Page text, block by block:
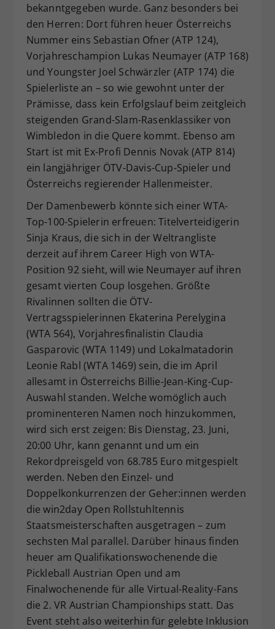
bekanntgegeben wurde. Ganz besonders bei
den Herren: Dort führen heuer Österreichs
Nummer eins Sebastian Ofner (ATP 124),
Vorjahreschampion Lukas Neumayer (ATP 168)
und Youngster Joel Schwärzler (ATP 174) die
Spielerliste an – so wie gewohnt unter der
Prämisse, dass kein Erfolgslauf beim zeitgleich
steigenden Grand-Slam-Rasenklassiker von
Wimbledon in die Quere kommt. Ebenso am
Start ist mit Ex-Profi Dennis Novak (ATP 814)
ein langjähriger ÖTV-Davis-Cup-Spieler und
Österreichs regierender Hallenmeister.
Der Damenbewerb könnte sich einer WTA-
Top-100-Spielerin erfreuen: Titelverteidigerin
Sinja Kraus, die sich in der Weltrangliste
derzeit auf ihrem Career High von WTA-
Position 92 sieht, will wie Neumayer auf ihren
gesamt vierten Coup losgehen. Größte
Rivalinnen sollten die ÖTV-
Vertragsspielerinnen Ekaterina Perelygina
(WTA 564), Vorjahresfinalistin Claudia
Gasparovic (WTA 1149) und Lokalmatadorin
Leonie Rabl (WTA 1469) sein, die im April
allesamt in Österreichs Billie-Jean-King-Cup-
Auswahl standen. Welche womöglich auch
prominenteren Namen noch hinzukommen,
wird sich erst zeigen: Bis Dienstag, 23. Juni,
20:00 Uhr, kann genannt und um ein
Rekordpreisgeld von 68.785 Euro mitgespielt
werden. Neben den Einzel- und
Doppelkonkurrenzen der Geher:innen werden
die win2day Open Rollstuhltennis
Staatsmeisterschaften ausgetragen – zum
sechsten Mal parallel. Darüber hinaus finden
heuer am Qualifikationswochenende die
Pickleball Austrian Open und am
Finalwochenende für alle Virtual-Reality-Fans
die 2. VR Austrian Championships statt. Das
Event steht also weiterhin für gelebte Inklusion